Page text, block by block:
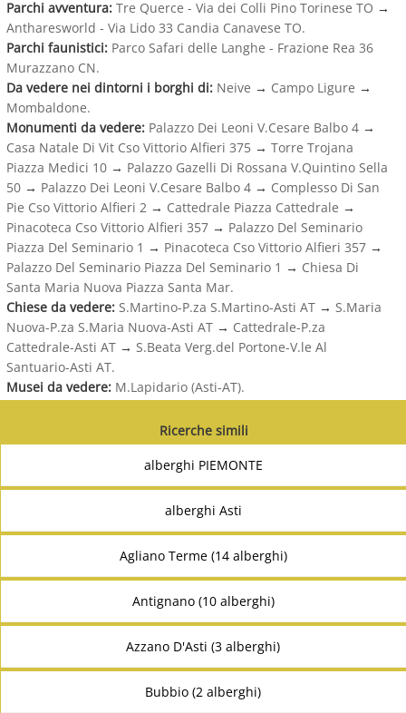
Parchi avventura: Tre Querce - Via dei Colli Pino Torinese TO →
Antharesworld - Via Lido 33 Candia Canavese TO.
Parchi faunistici: Parco Safari delle Langhe - Frazione Rea 36
Murazzano CN.
Da vedere nei dintorni i borghi di: Neive → Campo Ligure →
Mombaldone.
Monumenti da vedere: Palazzo Dei Leoni V.Cesare Balbo 4 →
Casa Natale Di Vit Cso Vittorio Alfieri 375 → Torre Trojana
Piazza Medici 10 → Palazzo Gazelli Di Rossana V.Quintino Sella
50 → Palazzo Dei Leoni V.Cesare Balbo 4 → Complesso Di San
Pie Cso Vittorio Alfieri 2 → Cattedrale Piazza Cattedrale →
Pinacoteca Cso Vittorio Alfieri 357 → Palazzo Del Seminario
Piazza Del Seminario 1 → Pinacoteca Cso Vittorio Alfieri 357 →
Palazzo Del Seminario Piazza Del Seminario 1 → Chiesa Di
Santa Maria Nuova Piazza Santa Mar.
Chiese da vedere: S.Martino-P.za S.Martino-Asti AT → S.Maria
Nuova-P.za S.Maria Nuova-Asti AT → Cattedrale-P.za
Cattedrale-Asti AT → S.Beata Verg.del Portone-V.le Al
Santuario-Asti AT.
Musei da vedere: M.Lapidario (Asti-AT).
Ricerche simili
alberghi PIEMONTE
alberghi Asti
Agliano Terme (14 alberghi)
Antignano (10 alberghi)
Azzano D'Asti (3 alberghi)
Bubbio (2 alberghi)